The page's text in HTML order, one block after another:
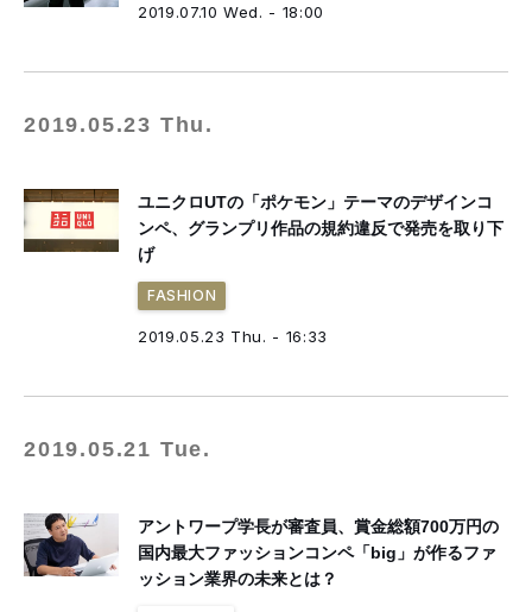
2019.07.10 Wed. - 18:00
2019.05.23 Thu.
ユニクロUTの「ポケモン」テーマのデザインコ
ンペ、グランプリ作品の規約違反で発売を取り下
げ
FASHION
2019.05.23 Thu. - 16:33
2019.05.21 Tue.
アントワープ学長が審査員、賞金総額700万円の
国内最大ファッションコンペ「big」が作るファ
ッション業界の未来とは？